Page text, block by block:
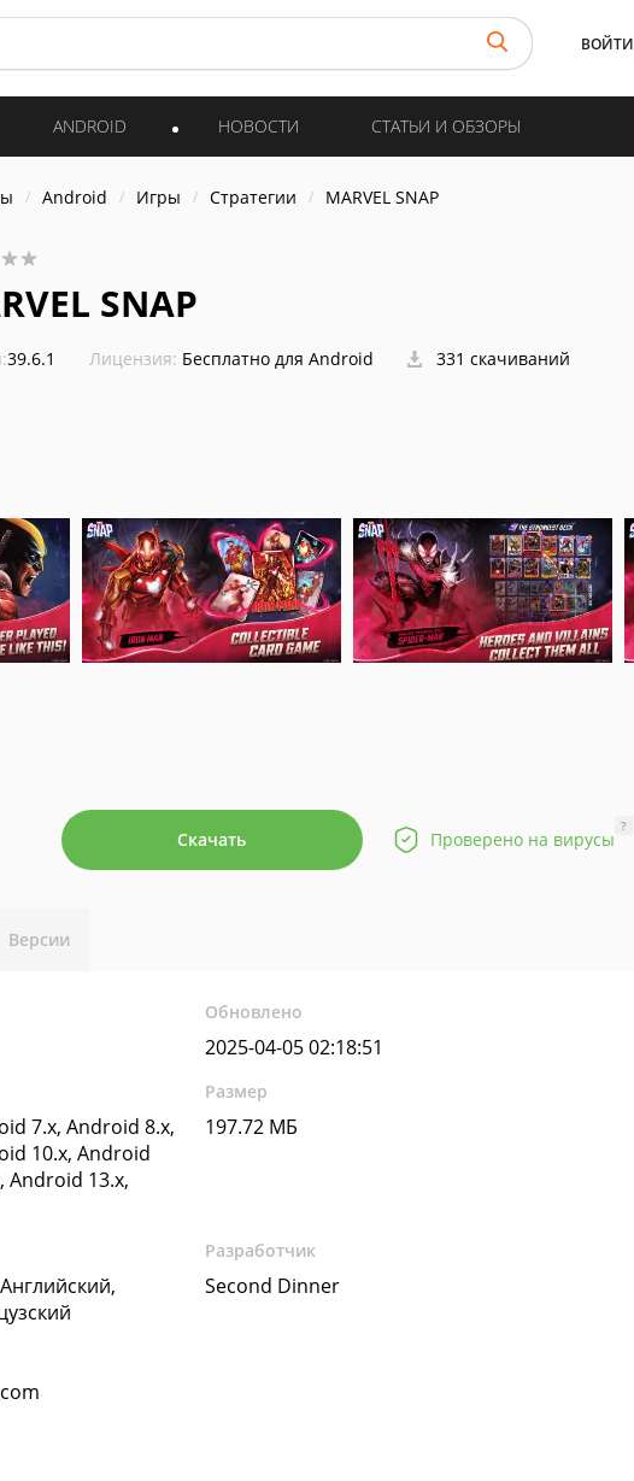
ВОЙТИ
ANDROID НОВОСТИ СТАТЬИ И ОБЗОРЫ
Android Игры Стратегии MARVEL SNAP
SNAP
39.6.1 Лицензия: Бесплатно для Android 331 скачиваний
Скачать Проверено на вирусы
?
Версии
Обновлено
2025-04-05 02:18:51
7.x, Android 8.x,
10.x, Android
Android 13.x,
Размер
197.72 МБ
Разработчик
Second Dinner